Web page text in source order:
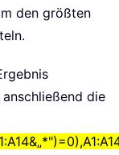
den größten
die